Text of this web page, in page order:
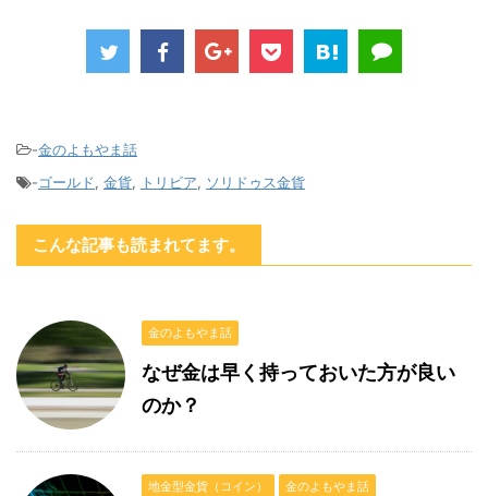
-金のよもやま話
-ゴールド, 金貨, トリビア, ソリドゥス金貨
こんな記事も読まれてます。
金のよもやま話
なぜ金は早く持っておいた方が良い
のか？
地金型金貨（コイン） 金のよもやま話